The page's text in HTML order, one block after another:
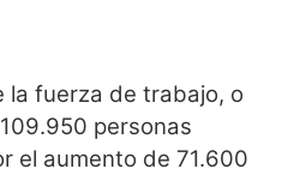
la fuerza de trabajo, o
personas
el aumento de 71.600